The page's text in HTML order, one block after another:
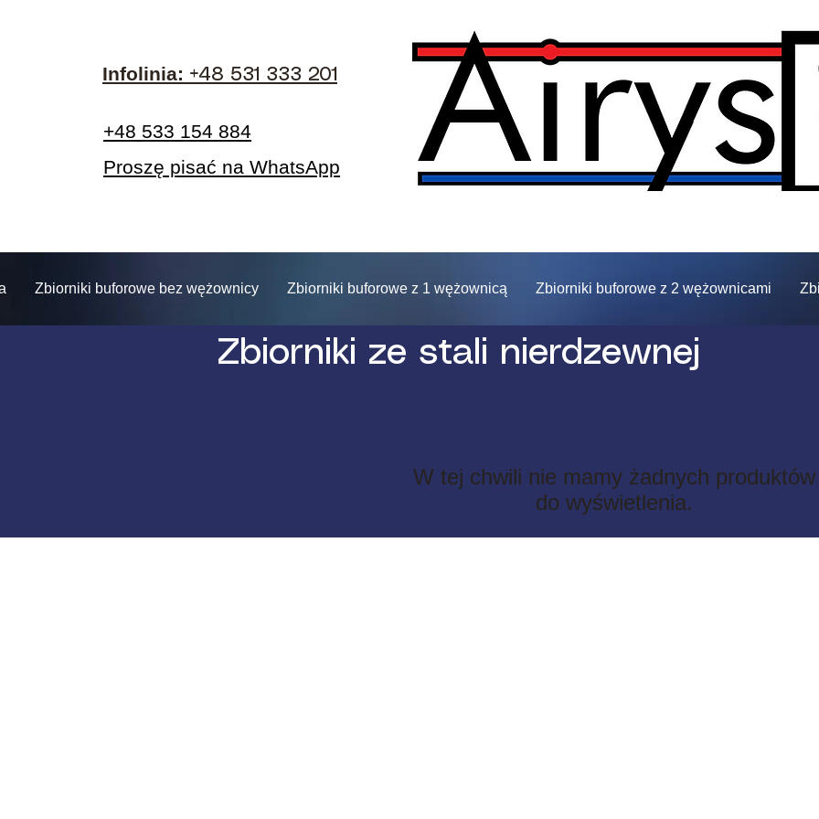
Infolinia:​ +48 531 333 201
+48 533 154 884
Proszę pisać na WhatsApp
Zbiorniki buforowe bez wężownicy Zbiorniki buforowe z 1 wężownicą Zbiorniki buforowe z 2 wężownicami
Zbiorniki ze stali nierdzewnej
W tej chwili nie mamy żadnych produktów
do wyświetlenia.